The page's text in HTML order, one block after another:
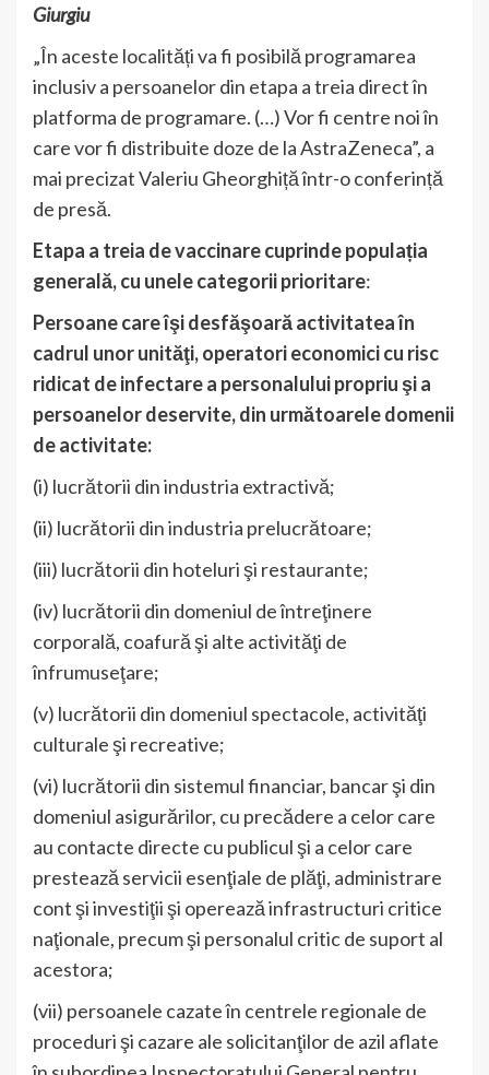
Giurgiu
„În aceste localități va fi posibilă programarea
inclusiv a persoanelor din etapa a treia direct în
platforma de programare. (…) Vor fi centre noi în
care vor fi distribuite doze de la AstraZeneca”, a
mai precizat Valeriu Gheorghiță într-o conferință
de presă.
Etapa a treia de vaccinare cuprinde populația
generală, cu unele categorii prioritare:
Persoane care îşi desfăşoară activitatea în
cadrul unor unităţi, operatori economici cu risc
ridicat de infectare a personalului propriu şi a
persoanelor deservite, din următoarele domenii
de activitate:
(i) lucrătorii din industria extractivă;
(ii) lucrătorii din industria prelucrătoare;
(iii) lucrătorii din hoteluri şi restaurante;
(iv) lucrătorii din domeniul de întreţinere
corporală, coafură şi alte activităţi de
înfrumuseţare;
(v) lucrătorii din domeniul spectacole, activităţi
culturale şi recreative;
(vi) lucrătorii din sistemul financiar, bancar şi din
domeniul asigurărilor, cu precădere a celor care
au contacte directe cu publicul şi a celor care
prestează servicii esenţiale de plăţi, administrare
cont şi investiţii şi operează infrastructuri critice
naţionale, precum şi personalul critic de suport al
acestora;
(vii) persoanele cazate în centrele regionale de
proceduri şi cazare ale solicitanţilor de azil aflate